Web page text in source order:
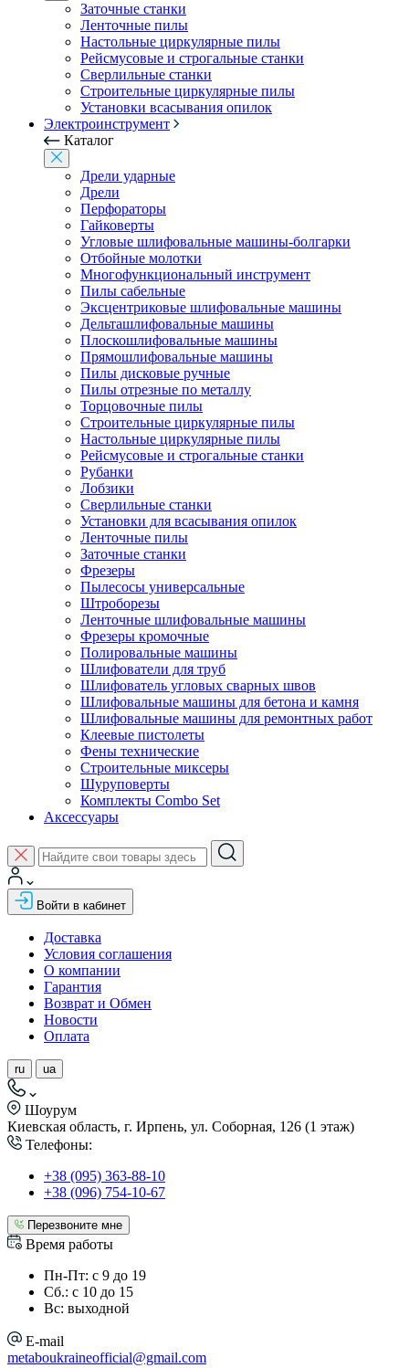
Заточные станки
Ленточные пилы
Настольные циркулярные пилы
Рейсмусовые и строгальные станки
Сверлильные станки
Строительные циркулярные пилы
Установки всасывания опилок
Электроинструмент
Каталог
Дрели ударные
Дрели
Перфораторы
Гайковерты
Угловые шлифовальные машины-болгарки
Отбойные молотки
Многофункциональный инструмент
Пилы сабельные
Эксцентриковые шлифовальные машины
Дельташлифовальные машины
Плоскошлифовальные машины
Прямошлифовальные машины
Пилы дисковые ручные
Пилы отрезные по металлу
Торцовочные пилы
Строительные циркулярные пилы
Настольные циркулярные пилы
Рейсмусовые и строгальные станки
Рубанки
Лобзики
Сверлильные станки
Установки для всасывания опилок
Ленточные пилы
Заточные станки
Фрезеры
Пылесосы универсальные
Штроборезы
Ленточные шлифовальные машины
Фрезеры кромочные
Полировальные машины
Шлифователи для труб
Шлифователь угловых сварных швов
Шлифовальные машины для бетона и камня
Шлифовальные машины для ремонтных работ
Клеевые пистолеты
Фены технические
Строительные миксеры
Шуруповерты
Комплекты Combo Set
Аксессуары
Войти в кабинет
Доставка
Условия соглашения
О компании
Гарантия
Возврат и Обмен
Новости
Оплата
ru ua
Шоурум
Киевская область, г. Ирпень, ул. Соборная, 126 (1 этаж)
Телефоны:
+38 (095) 363-88-10
+38 (096) 754-10-67
Перезвоните мне
Время работы
Пн-Пт: с 9 до 19
Сб.: с 10 до 15
Вс: выходной
E-mail
metaboukraineofficial@gmail.com